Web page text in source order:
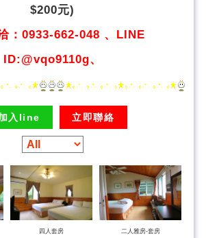
$200元)
：0933-662-048 、LINE
ID:@vqo9110g、
入line 立即聯絡
四人套房 二人雅房-套房